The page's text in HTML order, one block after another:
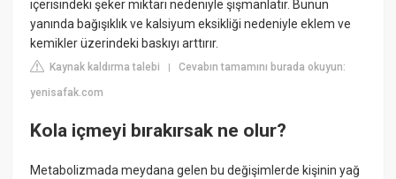
içerisindeki şeker miktarı nedeniyle şişmanlatır. Bunun
yanında bağışıklık ve kalsiyum eksikliği nedeniyle eklem ve
kemikler üzerindeki baskıyı arttırır.
Kaynak kaldırma talebi |Cevabın tamamını burada okuyun:
yenisafak.com
Kola içmeyi bırakırsak ne olur?
Metabolizmada meydana gelen bu değişimlerde kişinin yağ